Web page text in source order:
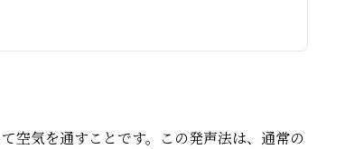
空気を通すことです。この発声法は、通常の